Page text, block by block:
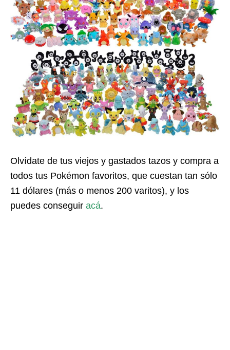
Olvídate de tus viejos y gastados tazos y compra a
todos tus Pokémon favoritos, que cuestan tan sólo
11 dólares (más o menos 200 varitos), y los
puedes conseguir acá.